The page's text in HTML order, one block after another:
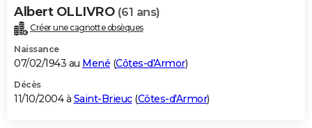
Albert OLLIVRO (61 ans)
Créer une cagnotte obsèques
Naissance
07/02/1943 au Mené (Côtes-d'Armor)
Décès
11/10/2004 à Saint-Brieuc(Côtes-d'Armor)